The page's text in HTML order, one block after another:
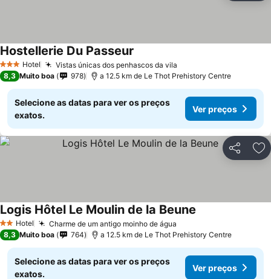
3 EstrelasHotel Vistas únicas dos penhascos da vila
Hostellerie Du Passeur
8,3 Muito boa 978 a 12.5 km de Le Thot Prehistory Centre
Selecione as datas para ver os preços
exatos.
Ver preços
Partilhar
2 Estrelas
Hotel Charme de um antigo moinho de água
Logis Hôtel Le Moulin de la Beune
8,3 Muito boa 764 a 12.5 km de Le Thot Prehistory Centre
Selecione as datas para ver os preços
exatos.
Ver preços